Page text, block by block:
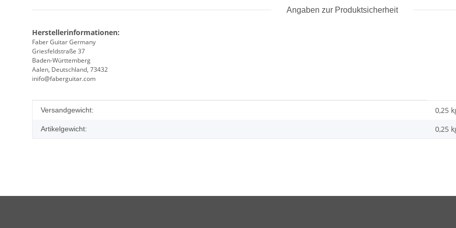
Angaben zur Produktsicherheit
Herstellerinformationen:
Faber Guitar Germany
Griesfeldstraße 37
Baden-Württemberg
Aalen, Deutschland, 73432
inifo@faberguitar.com
Produkteigenschaft
Wert
Versandgewicht: 0,25
Artikelgewicht: 0,25